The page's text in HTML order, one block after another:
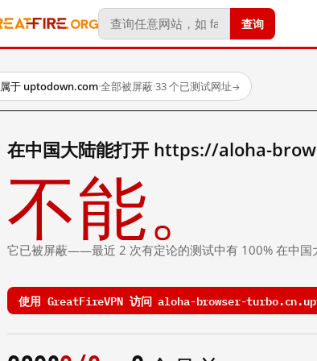
查询
属于 uptodown.com·全部被屏蔽·33 个已测试网址→
在中国大陆能打开 https://aloha-
不能。
它已被屏蔽——最近 2 次有定论的测试中有 100% 在中国
使用 GreatFireVPN 访问 aloha-browser-